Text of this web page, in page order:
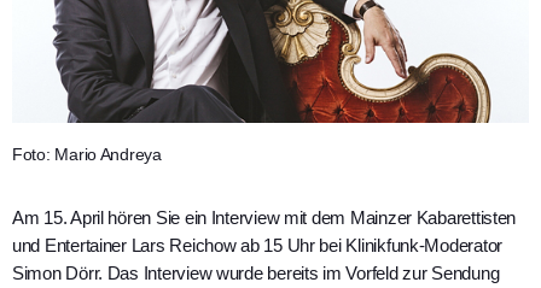
Foto: Mario Andreya
Am 15. April hören Sie ein Interview mit dem Mainzer Kabarettisten
und Entertainer Lars Reichow ab 15 Uhr bei Klinikfunk-Moderator
Simon Dörr. Das Interview wurde bereits im Vorfeld zur Sendung